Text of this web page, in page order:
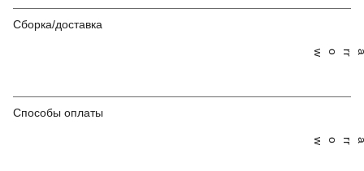
Сборка/доставка
Способы оплаты